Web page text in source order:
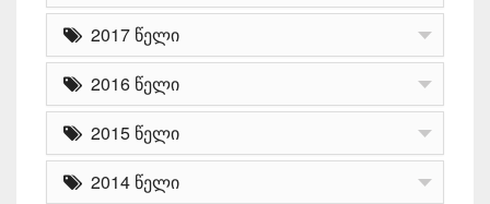
2017 წელი
2016 წელი
2015 წელი
2014 წელი